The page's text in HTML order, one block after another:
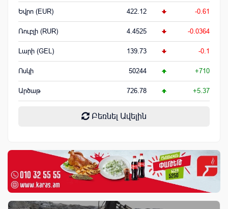
Եվրո (EUR) 422.12 -0.61
Ռուբլի (RUR) 4.4525 -0.0364
Լարի (GEL) 139.73 -0.1
Ոսկի 50244 +710
Արծաթ 726.78 +5.37
Բեռնել Ավելին